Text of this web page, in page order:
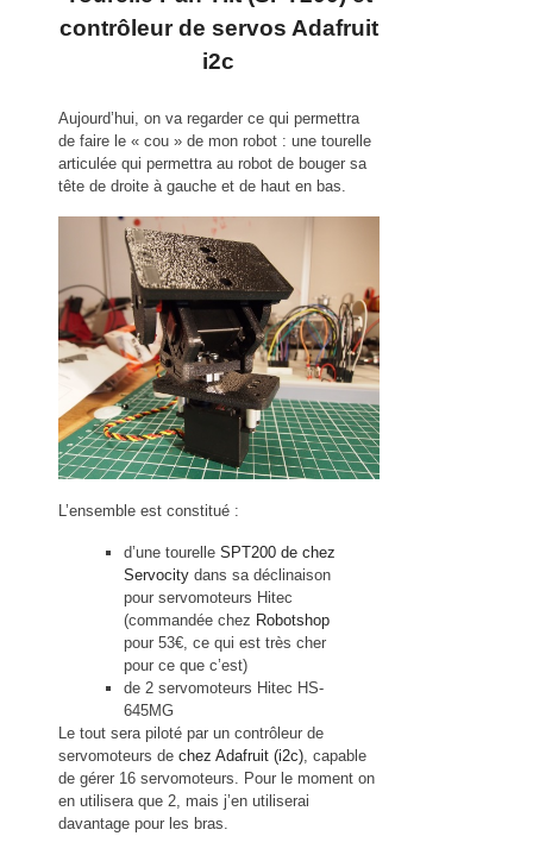
contrôleur de servos Adafruit
i2c
Aujourd’hui, on va regarder ce qui permettra
de faire le « cou » de mon robot : une tourelle
articulée qui permettra au robot de bouger sa
tête de droite à gauche et de haut en bas.
L’ensemble est constitué :
d’une tourelle SPT200 de chez
Servocity dans sa déclinaison
pour servomoteurs Hitec
(commandée chez Robotshop
pour 53€, ce qui est très cher
pour ce que c’est)
de 2 servomoteurs Hitec HS-
645MG
Le tout sera piloté par un contrôleur de
servomoteurs de chez Adafruit (i2c) , capable
de gérer 16 servomoteurs. Pour le moment on
en utilisera que 2, mais j’en utiliserai
davantage pour les bras.